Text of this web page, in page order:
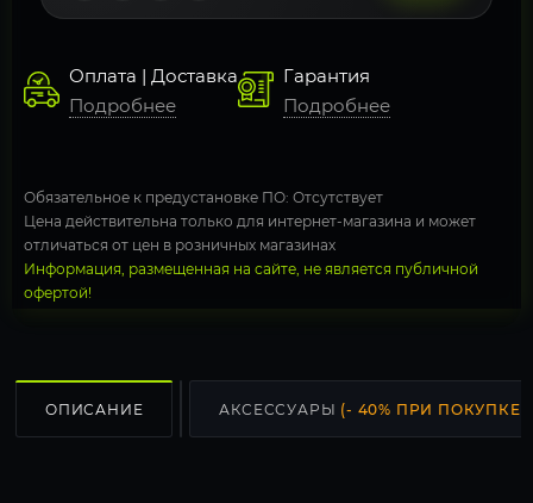
Оплата | Доставка
Подробнее
Гарантия
Подробнее
Обязательное к предустановке ПО: Отсутствует
Цена действительна только для интернет-магазина и может
отличаться от цен в розничных магазинах
Информация, размещенная на сайте, не является публичной
офертой!
ОПИСАНИЕ АКСЕССУАРЫ (- 40% ПРИ ПОКУПКЕ